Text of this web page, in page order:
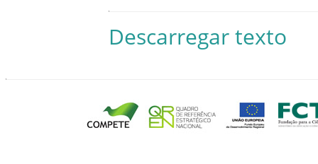
Descarregar texto